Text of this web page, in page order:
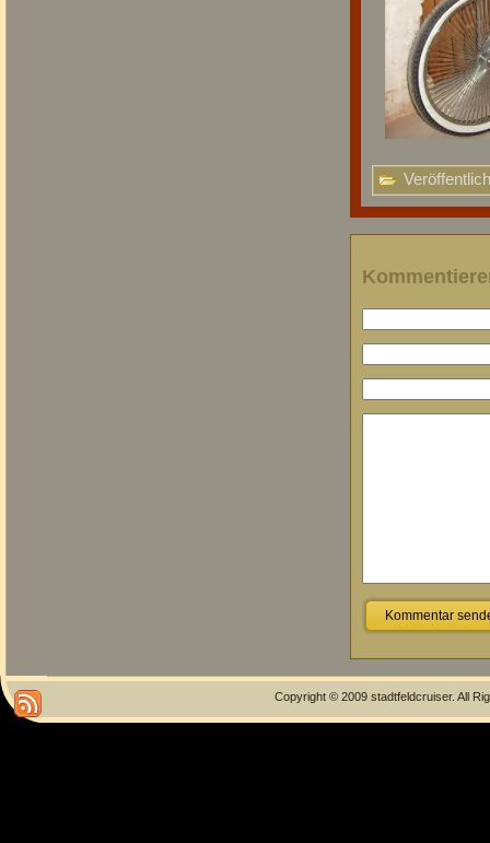
Copyright © 2009 stadtfeldcruiser. All